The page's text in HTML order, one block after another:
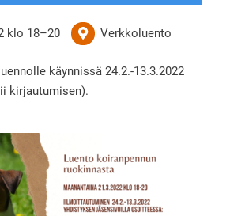
klo 18–20 Verkkoluento
käynnissä 24.2.-13.3.2022
kirjautumisen).